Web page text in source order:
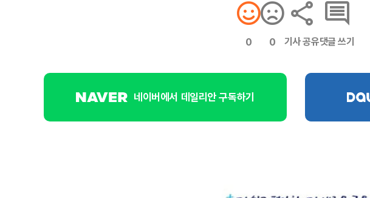
0 0 기사 공유댓글 쓰기
네이버에서 데일리안 구독하기